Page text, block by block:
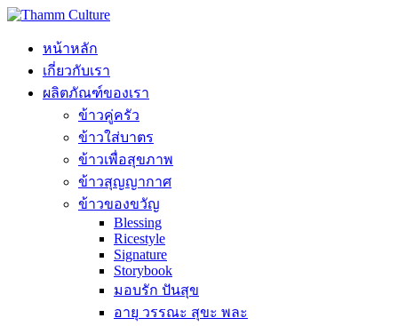
หน้าหลัก
เกี่ยวกับเรา
ผลิตภัณฑ์ของเรา
ข้าวคู่ครัว
ข้าวใส่บาตร
ข้าวเพื่อสุขภาพ
ข้าวสุญญากาศ
ข้าวของขวัญ
Blessing
Ricestyle
Signature
Storybook
มอบรัก ปันสุข
อายุ วรรณะ สุขะ พละ